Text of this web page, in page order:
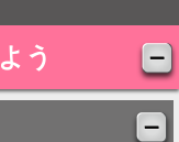
う